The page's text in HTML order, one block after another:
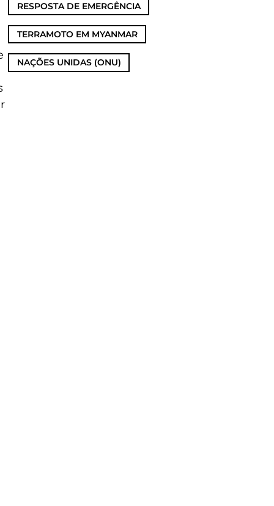
RESPOSTA DE EMERGÊNCIA
TERRAMOTO EM MYANMAR
NAÇÕES UNIDAS (ONU)